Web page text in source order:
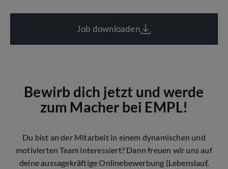
Job downloaden
Bewirb dich jetzt und werde
zum Macher bei EMPL!
Du bist an der Mitarbeit in einem dynamischen und
motivierten Team interessiert? Dann freuen wir uns auf
deine aussagekräftige Onlinebewerbung (Lebenslauf,